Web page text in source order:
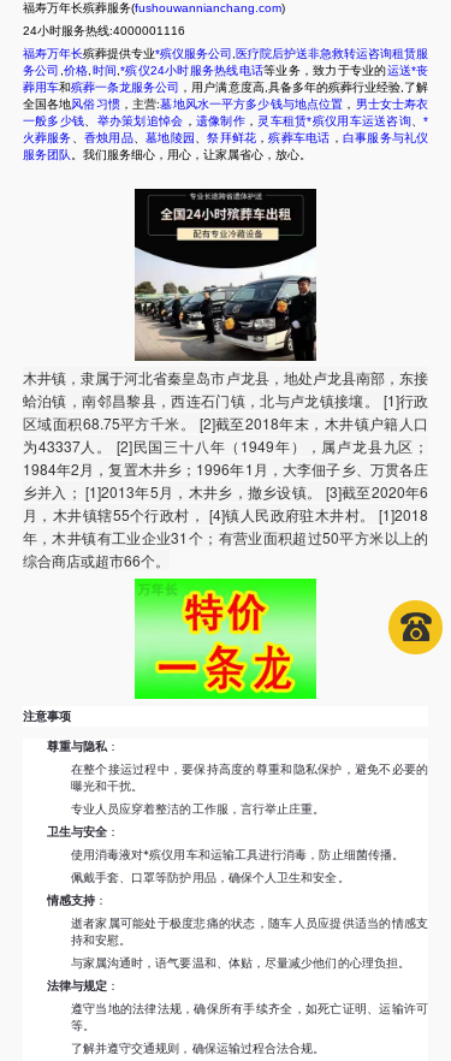
福寿万年长殡葬服务(fushouwannianchang.com)
24小时服务热线:4000001116
福寿万年长殡葬提供专业*殡仪服务公司 医疗院后护送非急救转运咨询租赁服
务公司 价格 时间 *殡仪24小时服务热线电话等业务，致力于专业的运送*丧
葬用车和殡葬一条龙服务公司
，用户满意度高,具备多年的殡葬行业经验,了解
全国各地风俗习惯，主营:墓地风水一平方多少钱与地点位置 ， 男士女士寿衣
一般多少钱
举办策划追悼会 ， 遗像制作， 灵车租赁*殡仪用车运送咨询 、*
火葬服务
香烛用品、墓地陵园 、祭拜鲜花 ，殡葬车电话 ， 白事服务与礼仪
服务团队
。我们服务细心，用心，让家属省心，放心。
木井镇，隶属于河北省秦皇岛市卢龙县，地处卢龙县南部，东接
蛤泊镇，南邻昌黎县，西连石门镇，北与卢龙镇接壤。 [1]行政
区域面积68.75平方千米。 [2]截至2018年末，木井镇户籍人口
为43337人。 [2]民国三十八年（1949年），属卢龙县九区；
1984年2月，复置木井乡；1996年1月，大李佃子乡、万贯各庄
乡并入； [1]2013年5月，木井乡，撤乡设镇。 [3]截至2020年6
月，木井镇辖55个行政村， [4]镇人民政府驻木井村。 [1]2018
年，木井镇有工业企业31个；有营业面积超过50平方米以上的
综合商店或超市66个。
注意事项
尊重与隐私 ：
在整个接运过程中，要保持高度的尊重和隐私保护，避免不必要的
曝光和干扰。
专业人员应穿着整洁的工作服，言行举止庄重。
卫生与安全 ：
使用消毒液对*殡仪用车和运输工具进行消毒，防止细菌传播。
佩戴手套、口罩等防护用品，确保个人卫生和安全。
情感支持 ：
逝者家属可能处于极度悲痛的状态，随车人员应提供适当的情感支
持和安慰。
与家属沟通时，语气要温和、体贴，尽量减少他们的心理负担。
法律与规定 ：
遵守当地的法律法规，确保所有手续齐全，如死亡证明、运输许可
等。
了解并遵守交通规则，确保运输过程合法合规。